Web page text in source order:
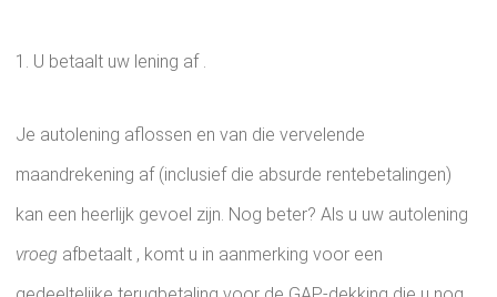
1. U betaalt uw lening af .
Je autolening aflossen en van die vervelende
maandrekening af (inclusief die absurde rentebetalingen)
kan een heerlijk gevoel zijn. Nog beter? Als u uw autolening
vroeg afbetaalt , komt u in aanmerking voor een